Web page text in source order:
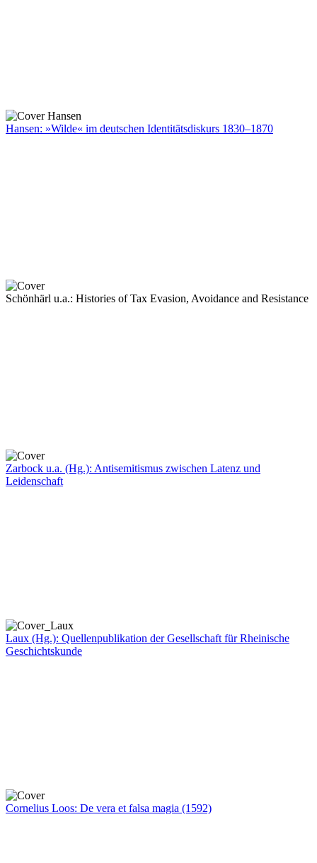
Hansen: »Wilde« im deutschen Identitätsdiskurs 1830–1870
Schönhärl u.a.: Histories of Tax Evasion, Avoidance and Resistance
Zarbock u.a. (Hg.): Antisemitismus zwischen Latenz und
Leidenschaft
Laux (Hg.): Quellenpublikation der Gesellschaft für Rheinische
Geschichtskunde
Cornelius Loos: De vera et falsa magia (1592)